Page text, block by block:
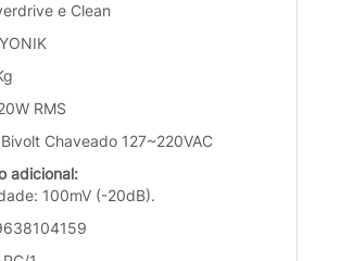
e Clean
RMS
Bivolt Chaveado 127~220VAC
adicional:
100mV (-20dB).